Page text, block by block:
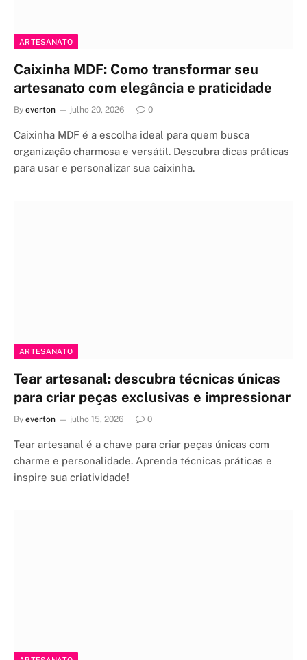
ARTESANATO
Caixinha MDF: Como transformar seu
artesanato com elegância e praticidade
By everton julho 20, 2026 0
Caixinha MDF é a escolha ideal para quem busca
organização charmosa e versátil. Descubra dicas práticas
para usar e personalizar sua caixinha.
ARTESANATO
Tear artesanal: descubra técnicas únicas
para criar peças exclusivas e impressionar
By everton julho 15, 2026 0
Tear artesanal é a chave para criar peças únicas com
charme e personalidade. Aprenda técnicas práticas e
inspire sua criatividade!